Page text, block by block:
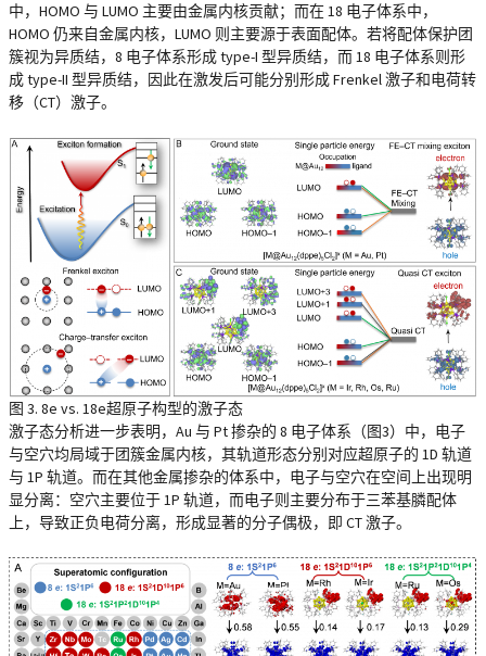
中，HOMO 与 LUMO 主要由金属内核贡献；而在 18 电子体系中，
HOMO 仍来自金属内核，LUMO 则主要源于表面配体。若将配体保护团
簇视为异质结，8 电子体系形成 type-I 型异质结，而 18 电子体系则形
成 type-II 型异质结，因此在激发后可能分别形成 Frenkel 激子和电荷转
移（CT）激子。
图 3. 8e vs. 18e超原子构型的激子态
激子态分析进一步表明，Au 与 Pt 掺杂的 8 电子体系（图3）中，电子
与空穴均局域于团簇金属内核，其轨道形态分别对应超原子的 1D 轨道
与 1P 轨道。而在其他金属掺杂的体系中，电子与空穴在空间上出现明
显分离：空穴主要位于 1P 轨道，而电子则主要分布于三苯基膦配体
上，导致正负电荷分离，形成显著的分子偶极，即 CT 激子。